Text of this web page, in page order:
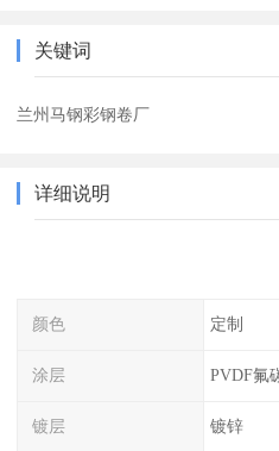
关键词
兰州马钢彩钢卷厂
详细说明
颜色 定制
涂层 PVDF氟
镀层 镀锌